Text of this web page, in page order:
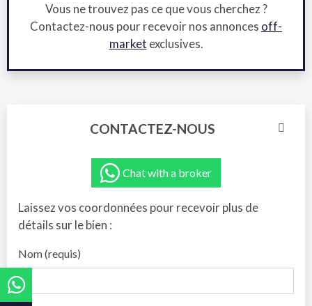
Vous ne trouvez pas ce que vous cherchez ?
Contactez-nous pour recevoir nos annonces off-
market exclusives.
CONTACTEZ-NOUS
Chat with a broker
Laissez vos coordonnées pour recevoir plus de
détails sur le bien :
Nom (requis)